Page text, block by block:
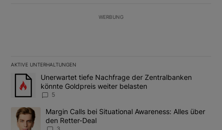
WERBUNG
AKTIVE UNTERHALTUNGEN
Das Folgende ist eine Liste der am meisten kommentierten
Ein Trendartikel mit dem Titel "Unerwartet tiefe Nachfrage der
Unerwartet tiefe Nachfrage der Zentralbanken
könnte Goldpreis weiter belasten
5
Ein Trendartikel mit dem Titel "Margin Calls bei Situational
Margin Calls bei Situational Awareness: Alles über
den Retter-Deal